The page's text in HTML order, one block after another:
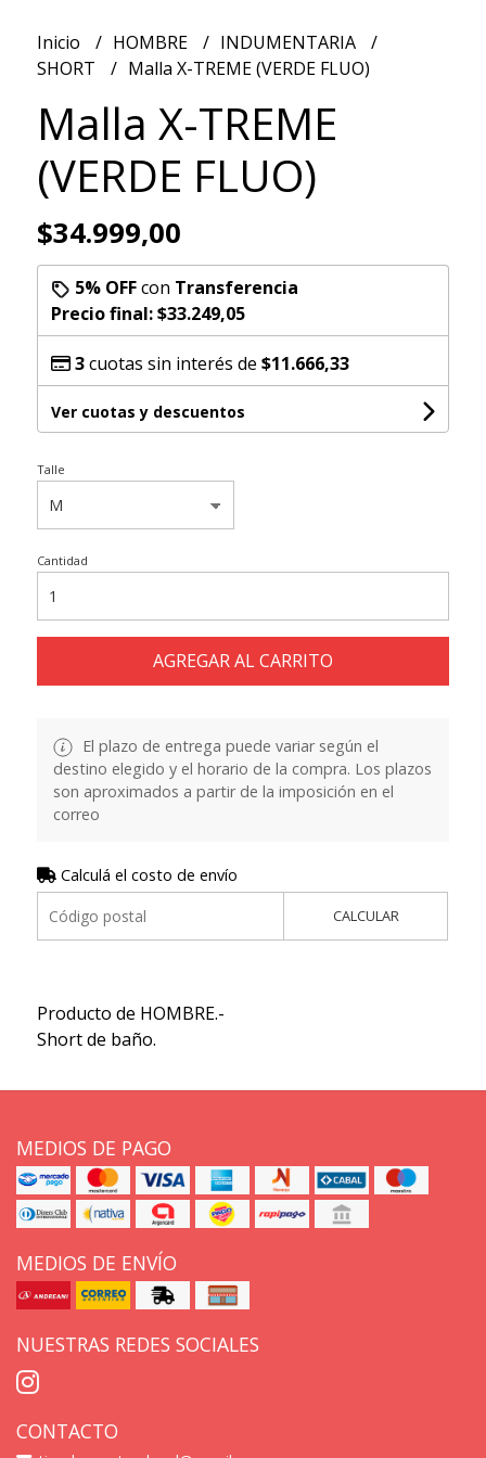
Inicio HOMBRE
INDUMENTARIA
SHORT
Malla X-TREME (VERDE FLUO)
Malla X-TREME
(VERDE FLUO)
$34.999,00
5% OFFcon Transferencia
Precio final:$33.249,05
3cuotas sin interés de $11.666,33
Ver cuotas y descuentos
Talle
Cantidad
AGREGAR AL CARRITO
El plazo de entrega puede variar según el
destino elegido y el horario de la compra. Los plazos
son aproximados a partir de la imposición en el
correo
Calculá el costo de envío
CALCULAR
Producto de HOMBRE.-
Short de baño.
MEDIOS DE PAGO
MEDIOS DE ENVÍO
NUESTRAS REDES SOCIALES
CONTACTO